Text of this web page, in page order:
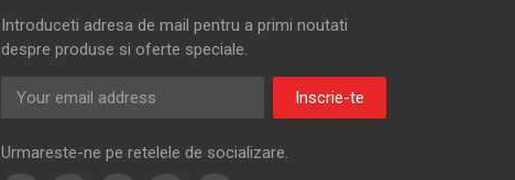
Introduceti adresa de mail pentru a primi noutati
despre produse si oferte speciale.
Inscrie-te
Urmareste-ne pe retelele de socializare.